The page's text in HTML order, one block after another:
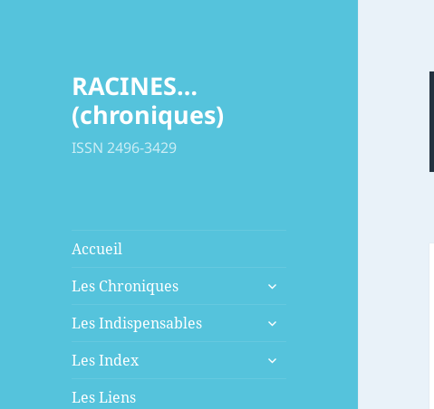
RACINES…
(chroniques)
ISSN 2496-3429
Accueil
Les Chroniques
ouvrir
sous-
Les Indispensables
ouvrir
sous-
Les Index
ouvrir
Les Liens